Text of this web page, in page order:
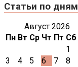
Статьи по дням
Август 2026
Пн Вт Ср Чт Пт Сб
1
3
4 5 6 7 8